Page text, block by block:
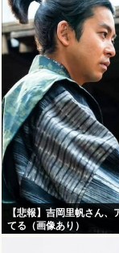
【悲報】吉岡里帆さん
てる（画像あり）